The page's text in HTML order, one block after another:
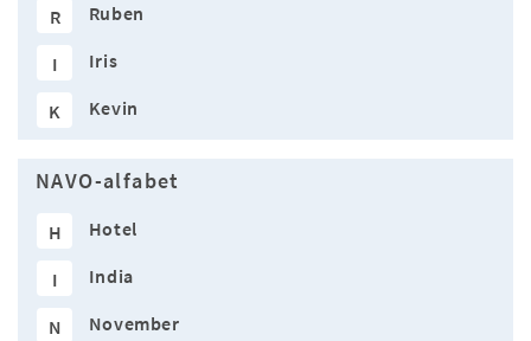
R Ruben
I Iris
K Kevin
NAVO-alfabet
H Hotel
I India
N November